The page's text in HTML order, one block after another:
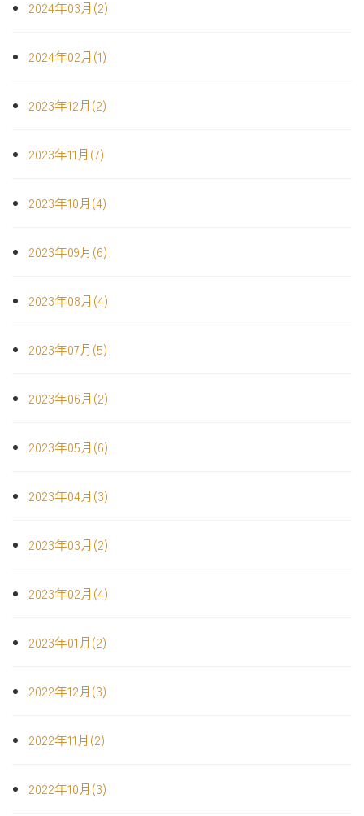
2024年03月(2)
2024年02月(1)
2023年12月(2)
2023年11月(7)
2023年10月(4)
2023年09月(6)
2023年08月(4)
2023年07月(5)
2023年06月(2)
2023年05月(6)
2023年04月(3)
2023年03月(2)
2023年02月(4)
2023年01月(2)
2022年12月(3)
2022年11月(2)
2022年10月(3)